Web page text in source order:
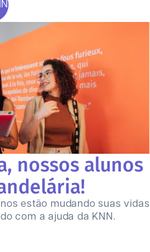
nossos alunos
!
estão mudando suas vidas
com a ajuda da KNN.